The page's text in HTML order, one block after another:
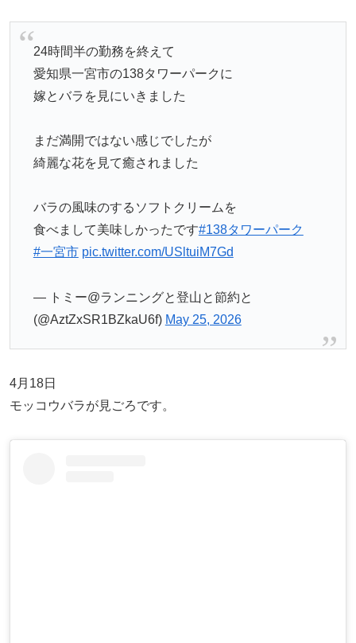
24時間半の勤務を終えて
愛知県一宮市の138タワーパークに
嫁とバラを見にいきました
まだ満開ではない感じでしたが
綺麗な花を見て癒されました
バラの風味のするソフトクリームを
食べまして美味しかったです#138タワーパーク
#一宮市 pic.twitter.com/USltuiM7Gd
— トミー@ランニングと登山と節約と
(@AztZxSR1BZkaU6f) May 25, 2026
4月18日
モッコウバラが見ごろです。